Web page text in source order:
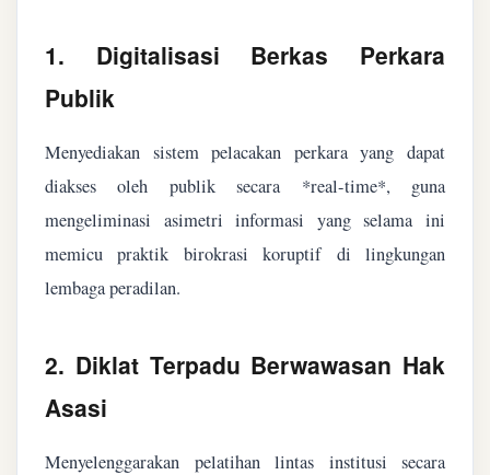
1. Digitalisasi Berkas Perkara
Publik
Menyediakan sistem pelacakan perkara yang dapat
diakses oleh publik secara *real-time*, guna
mengeliminasi asimetri informasi yang selama ini
memicu praktik birokrasi koruptif di lingkungan
lembaga peradilan.
2. Diklat Terpadu Berwawasan Hak
Asasi
Menyelenggarakan pelatihan lintas institusi secara